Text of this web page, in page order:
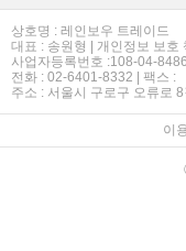
상호명 : 레인보우 트레이드
대표 : 송원형 | 개인정보 보호
사업자등록번호 :108-04-
전화 : 02-6401-8332 | 팩스 :
주소 : 서울시 구로구 오류로
이